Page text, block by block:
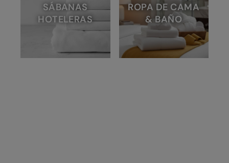
SÁBANAS
HOTELERAS
ROPA DE CAMA
& BAÑO